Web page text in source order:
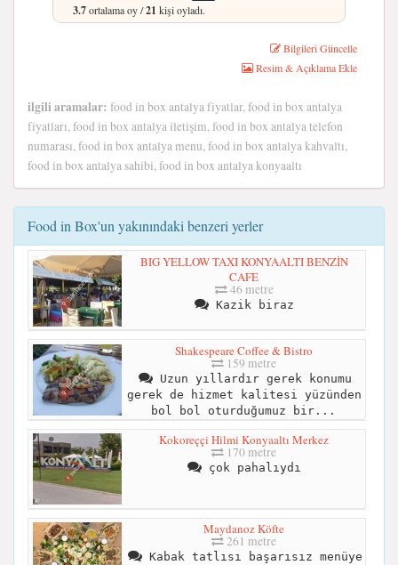
3.7ortalama oy /21 kişi oyladı.
Bilgileri Güncelle
Resim & Açıklama Ekle
ilgili aramalar: food in box antalya fiyatlar, food in box antalya
fiyatları, food in box antalya iletişim, food in box antalya telefon
numarası, food in box antalya menu, food in box antalya kahvaltı,
food in box antalya sahibi, food in box antalya konyaaltı
Food in Box'un yakınındaki benzeri yerler
BIG YELLOW TAXI KONYAALTI BENZİN
CAFE
46 metre
Kazik biraz
Shakespeare Coffee & Bistro
159 metre
Uzun yıllardır gerek konumu
gerek de hizmet kalitesi yüzünden
bol bol oturduğumuz bir...
Kokoreççi Hilmi Konyaaltı Merkez
170 metre
çok pahalıydı
Maydanoz Köfte
261 metre
Kabak tatlısı başarısız menüye